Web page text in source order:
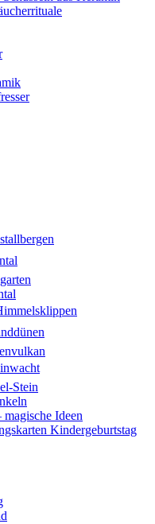
Stein
Ideen
Kindergeburtstag